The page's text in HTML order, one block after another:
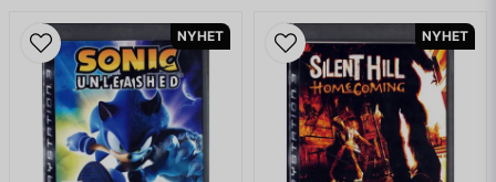
NYHET NYHET